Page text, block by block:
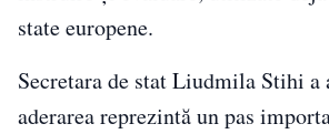
state europene.
Secretara de stat Liudmila Stihi a
aderarea reprezintă un pas